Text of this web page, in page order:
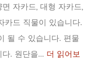
자카드, 대형 자카드,
카드 직물이 있습니다.
될 수 있습니다. 편물
. 원단을... 더 읽어보